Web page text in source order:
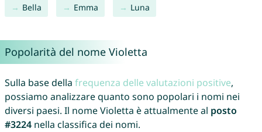
Bella Emma Luna
Popolarità del nome Violetta
Sulla base della frequenza delle valutazioni positive,
possiamo analizzare quanto sono popolari i nomi nei
diversi paesi. Il nome Violetta è attualmente al posto
#3224nella classifica dei nomi.